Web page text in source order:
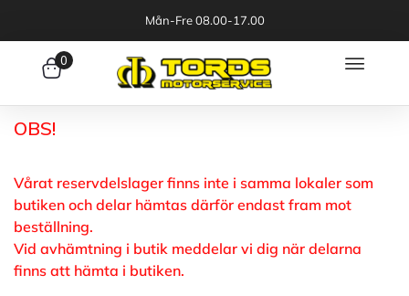
Mån-Fre 08.00-17.00
0
OBS!
Vårat reservdelslager finns inte i samma lokaler som
butiken och delar hämtas därför endast fram mot
beställning.
Vid avhämtning i butik meddelar vi dig när delarna
finns att hämta i butiken.